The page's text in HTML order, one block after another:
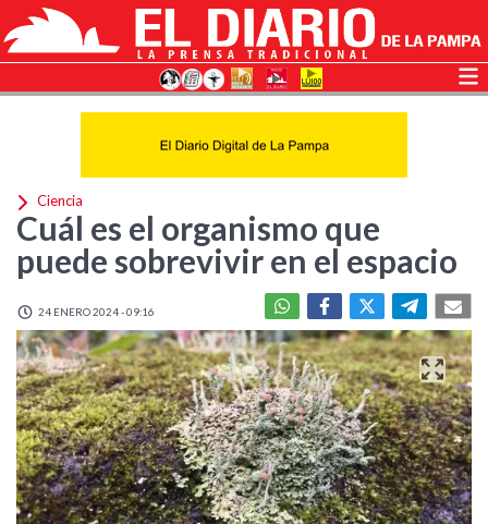
Ciencia
Cuál es el organismo que
puede sobrevivir en el espacio
24 ENERO 2024 - 09:16